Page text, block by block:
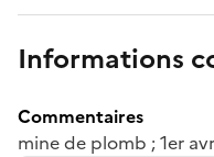
Informations
Commentaires
mine de plomb ; 1er